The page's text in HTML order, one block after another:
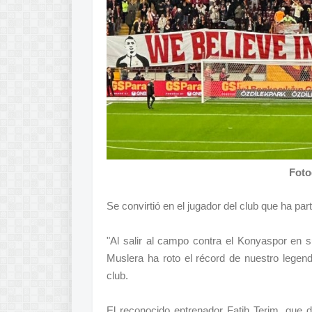
Se convirtió en el jugador del club que ha
"Al salir al campo contra el Konyaspor en
Muslera ha roto el récord de nuestro
club.